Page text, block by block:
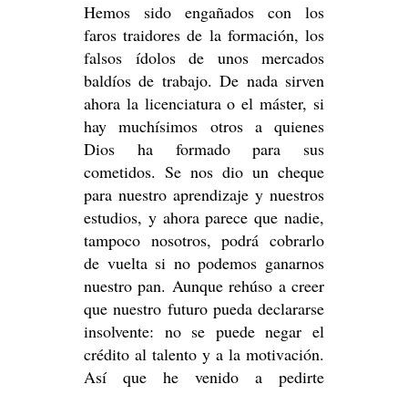
Hemos sido engañados con los
faros traidores de la formación, los
falsos ídolos de unos mercados
baldíos de trabajo. De nada sirven
ahora la licenciatura o el máster, si
hay muchísimos otros a quienes
Dios ha formado para sus
cometidos. Se nos dio un cheque
para nuestro aprendizaje y nuestros
estudios, y ahora parece que nadie,
tampoco nosotros, podrá cobrarlo
de vuelta si no podemos ganarnos
nuestro pan. Aunque rehúso a creer
que nuestro futuro pueda declararse
insolvente: no se puede negar el
crédito al talento y a la motivación.
Así que he venido a pedirte